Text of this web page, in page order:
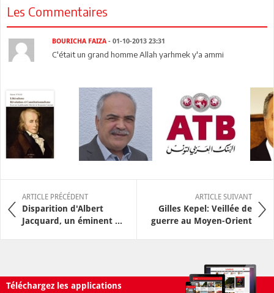
Les Commentaires
BOURICHA FAIZA - 01-10-2013 23:31
C'était un grand homme Allah yarhmek y'a ammi
ARTICLE PRÉCÉDENT
Disparition d'Albert
Jacquard, un éminent ...
ARTICLE SUIVANT
Gilles Kepel: Veillée de
guerre au Moyen-Orient
Téléchargez les applications